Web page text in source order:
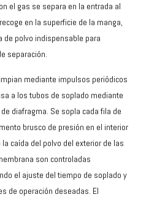
el gas se separa en la entrada al
en la superficie de la manga,
de polvo indispensable para
separación.
mediante impulsos periódicos
a los tubos de soplado mediante
diafragma. Se sopla cada fila de
brusco de presión en el interior
caída del polvo del exterior de las
son controladas
el ajuste del tiempo de soplado y
de operación deseadas. El